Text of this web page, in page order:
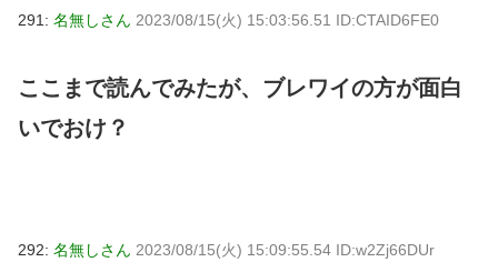
291: 名無しさん 2023/08/15(火) 15:03:56.51 ID:CTAID6FE0
ここまで読んでみたが、ブレワイの方が面白
いでおけ？
292: 名無しさん 2023/08/15(火) 15:09:55.54 ID:w2Zj66DUr